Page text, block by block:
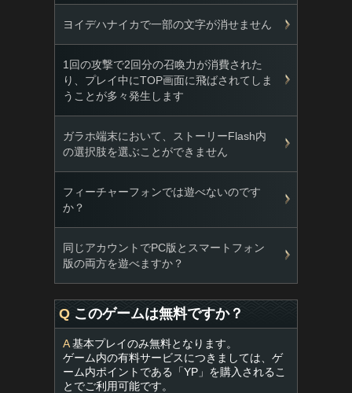
ヨイデハナイカで一部の文字が消せません
1回の攻撃で2回分の召喚力が消費された
り、プレイ中にTOP画面に飛ばされてしま
うことが多々発生します
ガラホ端末において、ストーリーFlash内
の選択肢を選ぶことができません
フィーチャーフォンでは遊べないのです
か？
同じアカウントでPC版とスマートフォン
版の両方を遊べますか？
Q このゲームは無料ですか？
A基本プレイのみ無料となります。
ゲーム内の有料サービスにつきましては、ゲ
ーム内ポイントである「YP」を購入されるこ
とでご利用可能です。